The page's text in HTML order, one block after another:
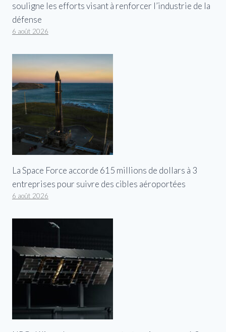
souligne les efforts visant à renforcer l’industrie de la
défense
6 août 2026
La Space Force accorde 615 millions de dollars à 3
entreprises pour suivre des cibles aéroportées
6 août 2026